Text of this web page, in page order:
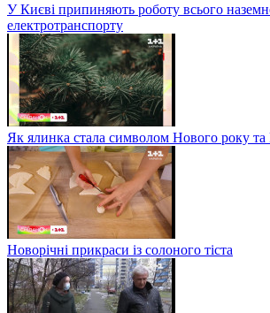
У Києві припиняють роботу всього
електротранспорту
Як ялинка стала символом Нового року та
Новорічні прикраси із солоного тіста